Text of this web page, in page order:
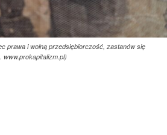
prawa i wolną przedsiębiorczość, zastanów się